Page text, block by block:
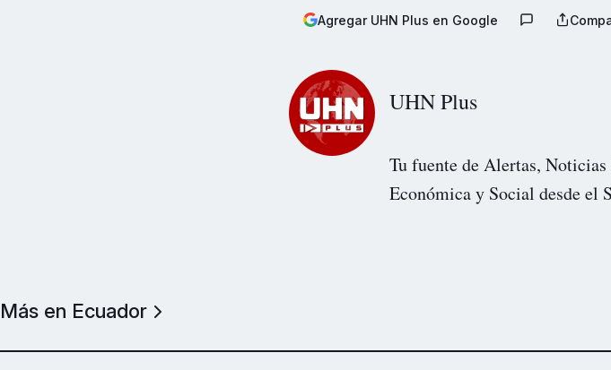
Agregar UHN Plus en Google
UHN Plus
Tu fuente de Alertas,
Económica y Social desde el
Más en Ecuador